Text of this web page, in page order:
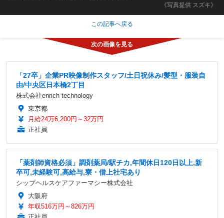
《写真提供 スズキ》
この記事へ戻る
「27卒」企業PR映像制作スタッフ/土日祝休み/髪型・服装自
由/中央区日本橋2丁目
株式会社enrich technology
東京都
月給24万6,200円～32万円
正社員
「薬剤師資格必須」調剤薬局/駅チカ,年間休日120日以上,新
卒可,未経験可,高給与,寮・借上社宅あり
シップヘルスケアファーマシー株式会社
大阪府
年収516万円～826万円